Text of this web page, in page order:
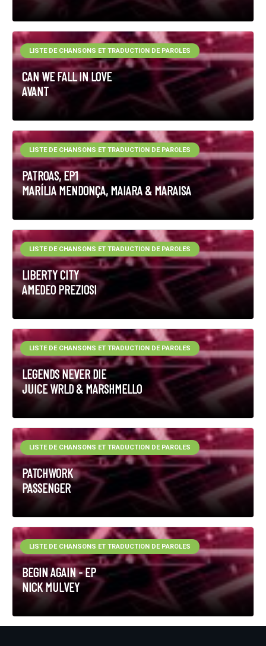
CAN WE FALL IN LOVE
AVANT
LISTE DE CHANSONS ET TRADUCTION DE PAROLES
PATROAS, EP1
MARÍLIA MENDONÇA, MAIARA & MARAISA
LISTE DE CHANSONS ET TRADUCTION DE PAROLES
LIBERTY CITY
AMEDEO PREZIOSI
LISTE DE CHANSONS ET TRADUCTION DE PAROLES
LEGENDS NEVER DIE
JUICE WRLD & MARSHMELLO
LISTE DE CHANSONS ET TRADUCTION DE PAROLES
PATCHWORK
PASSENGER
LISTE DE CHANSONS ET TRADUCTION DE PAROLES
BEGIN AGAIN - EP
NICK MULVEY
LISTE DE CHANSONS ET TRADUCTION DE PAROLES